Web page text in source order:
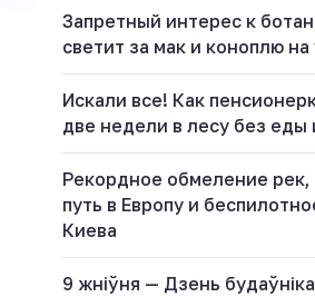
Запретный интерес к
светит за мак и коноплю на
Искали все! Как
две недели в лесу без еды
Рекордное обмеление рек,
путь в Европу и
Киева
9 жніўня — Дзень